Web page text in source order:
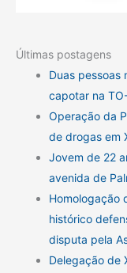
Últimas postagens
Duas pessoas
capotar na
Operação da
de drogas em
Jovem de 22
avenida de
Homologação
histórico
disputa pela
Delegação de